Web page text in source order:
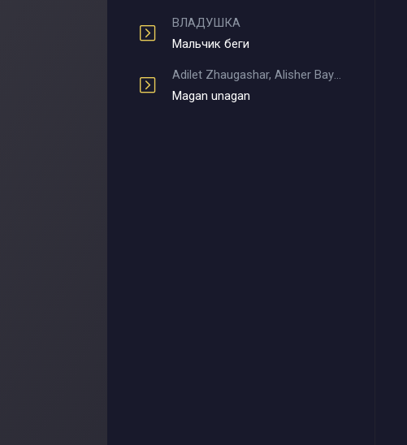
ВЛАДУШКА
Мальчик беги
Adilet Zhaugashar, Alisher Bayniyazov
Magan unagan